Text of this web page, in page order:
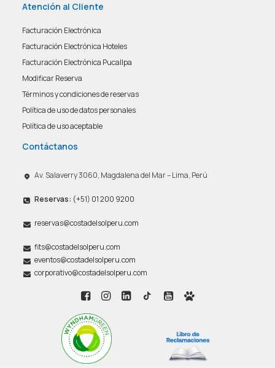
Atención al Cliente
Facturación Electrónica
Facturación Electrónica Hoteles
Facturación Electrónica Pucallpa
Modificar Reserva
Términos y condiciones de reservas
Política de uso de datos personales
Política de uso aceptable
Contáctanos
Av. Salaverry 3060, Magdalena del Mar – Lima, Perú
Reservas: (+51) 01 200 9200
reservas@costadelsolperu.com
fits@costadelsolperu.com
eventos@costadelsolperu.com
corporativo@costadelsolperu.com